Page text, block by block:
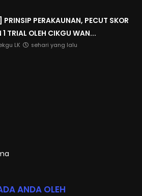
PERAKAUNAN, PECUT SKOR
1 TRIAL OLEH CIKGU WAN...
LK sehari yang lalu
ANDA OLEH